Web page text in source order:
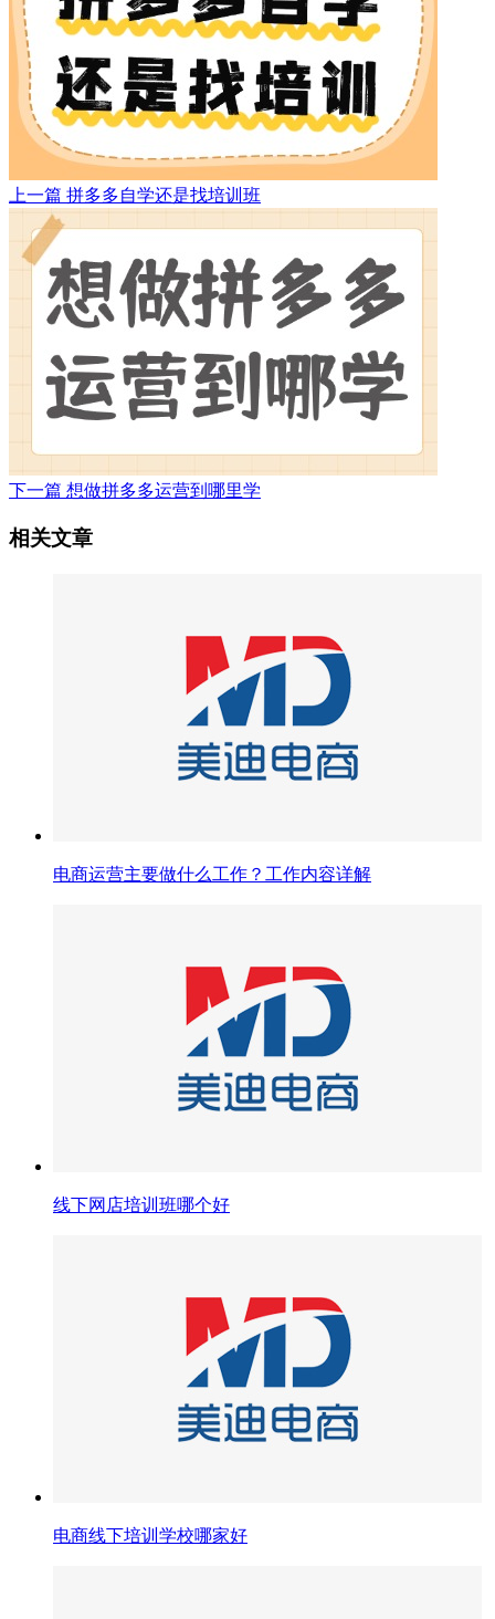
上一篇 拼多多自学还是找培训班
下一篇 想做拼多多运营到哪里学
相关文章
电商运营主要做什么工作？工作内容详解
线下网店培训班哪个好
电商线下培训学校哪家好